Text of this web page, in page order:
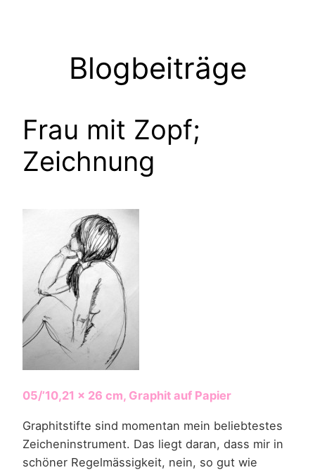
Blogbeiträge
Frau mit Zopf;
Zeichnung
05/’10,21 x 26 cm, Graphit auf Papier
Graphitstifte sind momentan mein beliebtestes
Zeicheninstrument. Das liegt daran, dass mir in
schöner Regelmässigkeit, nein, so gut wie